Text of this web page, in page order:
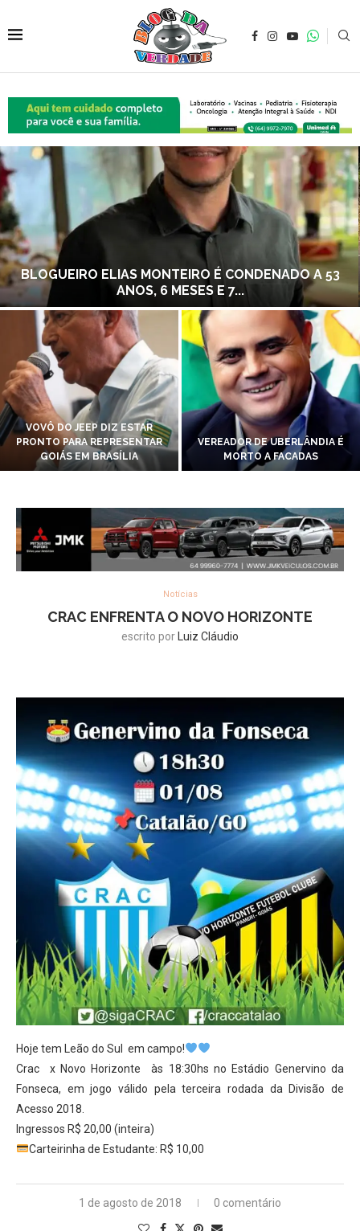
BLOGUEIRO ELIAS MONTEIRO É CONDENADO A 53
ANOS, 6 MESES E 7...
VOVÔ DO JEEP DIZ ESTAR
PRONTO PARA REPRESENTAR
GOIÁS EM BRASÍLIA
VEREADOR DE UBERLÂNDIA É
MORTO A FACADAS
Notícias
CRAC ENFRENTA O NOVO HORIZONTE
escrito por Luiz Cláudio
Hoje tem Leão do Sul em campo!
Crac x Novo Horizonte às 18:30hs no Estádio Genervino da
Fonseca, em jogo válido pela terceira rodada da Divisão de
Acesso 2018.
Ingressos R$ 20,00 (inteira)
Carteirinha de Estudante: R$ 10,00
1 de agosto de 2018 0 comentário